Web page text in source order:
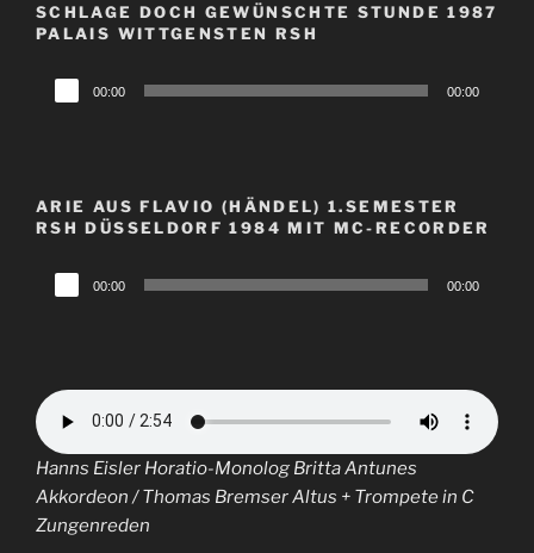
SCHLAGE DOCH GEWÜNSCHTE STUNDE 1987
PALAIS WITTGENSTEN RSH
Audio-
Player
00:00 00:00
ARIE AUS FLAVIO (HÄNDEL) 1.SEMESTER
RSH DÜSSELDORF 1984 MIT MC-RECORDER
Audio-
Player
00:00 00:00
Hanns Eisler Horatio-Monolog Britta Antunes
Akkordeon / Thomas Bremser Altus + Trompete in C
Zungenreden